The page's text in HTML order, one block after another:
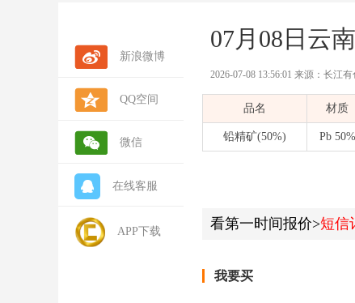
新浪微博
QQ空间
微信
在线客服
APP下载
07月08日云
2026-07-08 13:56:01 来源：长江
本文为长江有色金属
数据类型：现货市场报价 | 行情参
品名 材质
铅精矿(50%) Pb 50%
看第一时间报价>短信
我要买